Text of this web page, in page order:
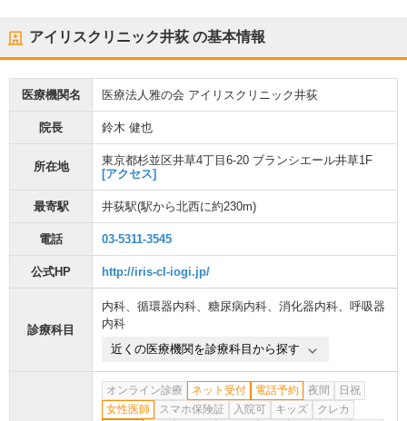
アイリスクリニック井荻 の基本情報
医療機関名 医療法人雅の会 アイリスクリニック井荻
院長 鈴木 健也
所在地
東京都杉並区井草4丁目6-20 ブランシエール井草1F
[アクセス]
最寄駅 井荻駅(駅から北西に約230m)
電話 03-5311-3545
公式HP http://iris-cl-iogi.jp/
診療科目
内科、 循環器内科、 糖尿病内科、 消化器内科、 呼吸器
内科
近くの医療機関を診療科目から探す
オンライン診療 ネット受付 電話予約 夜間
日祝
女性医師
スマホ保険証 入院可 キッズ
クレカ